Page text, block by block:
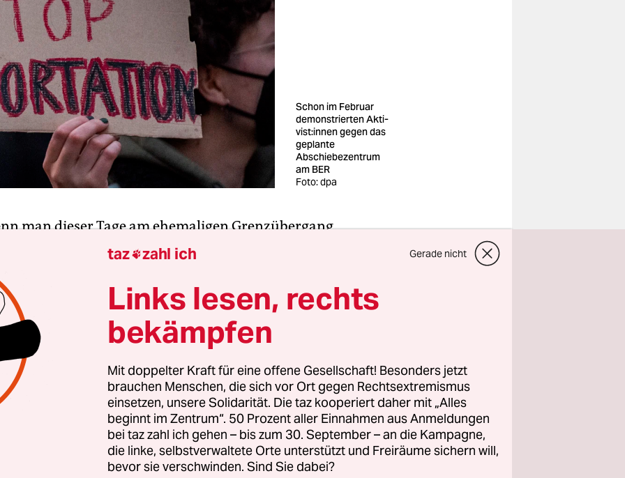
Schon im Februar
demonstrierten Ak­ti­
vis­t:in­nen gegen das
geplante
Abschiebezentrum
am BER
Foto: dpa
man dieser Tage am ehemaligen Grenzübergang
Checkpoint Charlie in Mitte entlang kommt, so sieht man
ist. Eine solidarische Geste an einem hoch frequentierten
Ort Berlins. Der Ukrainekrieg hat wieder ins
gerückt, wie wichtig Solidarität mit Menschen
Flucht sind.
Maximen der allgemeinen Erklärung der
der den Vereinten Nationen folgt, in der alle
Geburt frei und gleich an Würde und Rechten sind,
es nur konsequent in Puncto Solidarität grenzenlos auch
und Somalia einzuschließen, um nur ein paar Staaten
taz zahl ich Gerade nicht
Links lesen, rechts
bekämpfen
Mit doppelter Kraft für eine offene Gesellschaft! Besonders jetzt
brauchen Menschen, die sich vor Ort gegen Rechtsextremismus
einsetzen, unsere Solidarität. Die taz kooperiert daher mit „Alles
beginnt im Zentrum“. 50 Prozent aller Einnahmen aus Anmeldungen
bei taz zahl ich gehen – bis zum 30. September – an die Kampagne,
die linke, selbstverwaltete Orte unterstützt und Freiräume sichern will,
bevor sie verschwinden. Sind Sie dabei?